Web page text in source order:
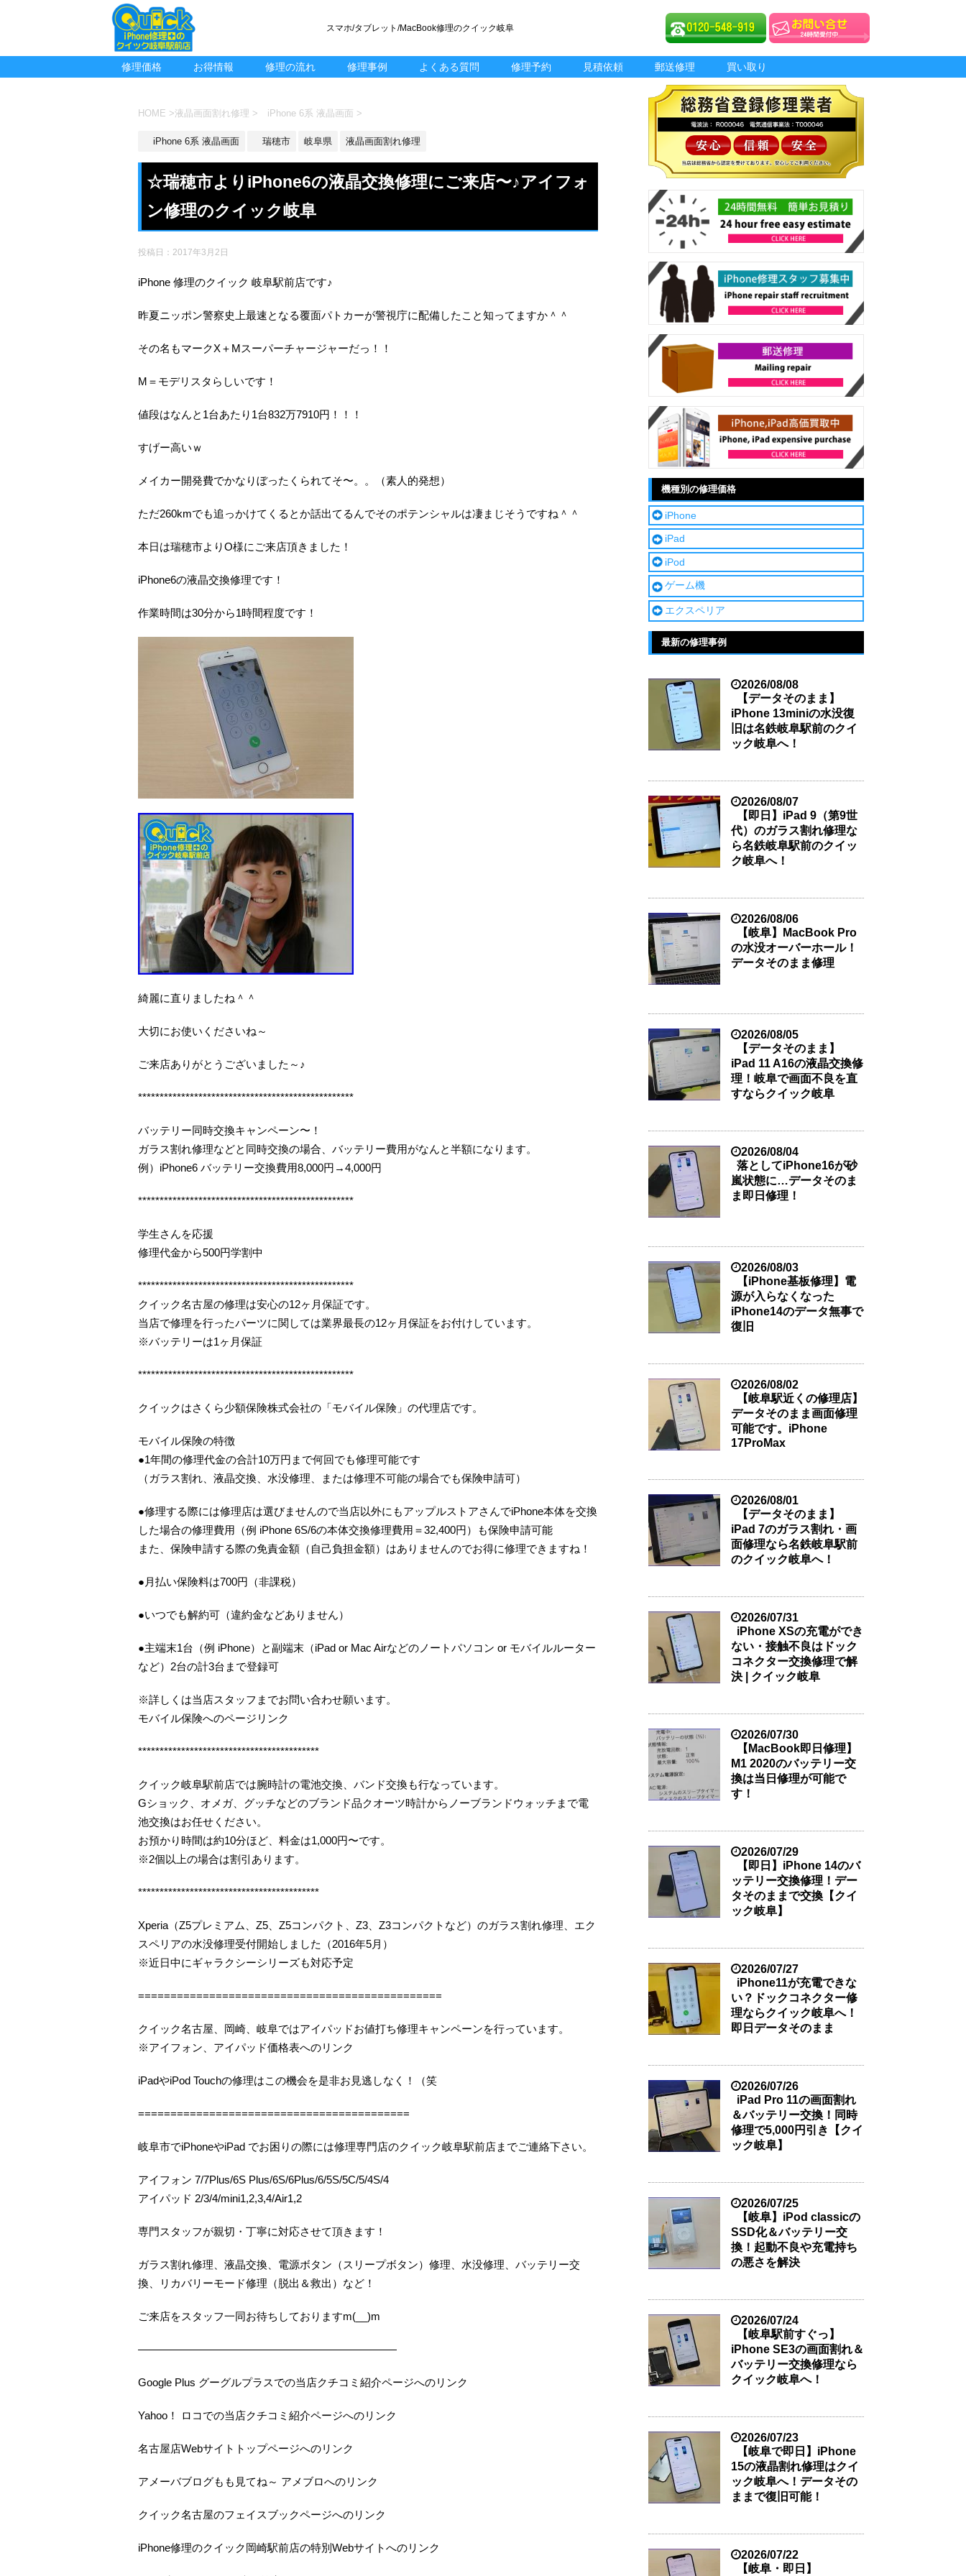
スマホ/タブレット/MacBook修理のクイック岐阜
修理価格 お得情報 修理の流れ 修理事例 よくある質問 修理予約 見積依頼 郵送修理 買い取り
HOME >液晶画面割れ修理 > iPhone 6系 液晶画面 >
iPhone 6系 液晶画面 瑞穂市 岐阜県 液晶画面割れ修理
☆瑞穂市よりiPhone6の液晶交換修理にご来店〜♪アイフォ
ン修理のクイック岐阜
投稿日： 2017年3月2日
iPhone 修理のクイック 岐阜駅前店です♪
昨夏ニッポン警察史上最速となる覆面パトカーが警視庁に配備したこと知ってますか＾＾
その名もマークX＋Mスーパーチャージャーだっ！！
M＝モデリスタらしいです！
値段はなんと1台あたり1台832万7910円！！！
すげー高いｗ
メイカー開発費でかなりぼったくられてそ〜。。（素人的発想）
ただ260kmでも追っかけてくるとか話出てるんでそのポテンシャルは凄まじそうですね＾＾
本日は瑞穂市よりO様にご来店頂きました！
iPhone6の液晶交換修理です！
作業時間は30分から1時間程度です！
綺麗に直りましたね＾＾
大切にお使いくださいね～
ご来店ありがとうございました～♪
**************************************************
バッテリー同時交換キャンペーン〜！
ガラス割れ修理などと同時交換の場合、バッテリー費用がなんと半額になります。
例）iPhone6 バッテリー交換費用8,000円→4,000円
**************************************************
学生さんを応援
修理代金から500円学割中
**************************************************
クイック名古屋の修理は安心の12ヶ月保証です。
当店で修理を行ったパーツに関しては業界最長の12ヶ月保証をお付けしています。
※バッテリーは1ヶ月保証
**************************************************
クイックはさくら少額保険株式会社の「モバイル保険」の代理店です。
モバイル保険の特徴
●1年間の修理代金の合計10万円まで何回でも修理可能です
（ガラス割れ、液晶交換、水没修理、または修理不可能の場合でも保険申請可）
●修理する際には修理店は選びませんので当店以外にもアップルストアさんでiPhone本体を交換
した場合の修理費用（例 iPhone 6S/6の本体交換修理費用＝32,400円）も保険申請可能
また、保険申請する際の免責金額（自己負担金額）はありませんのでお得に修理できますね！
●月払い保険料は700円（非課税）
●いつでも解約可（違約金などありません）
●主端末1台（例 iPhone）と副端末（iPad or Mac Airなどのノートパソコン or モバイルルーター
など）2台の計3台まで登録可
※詳しくは当店スタッフまでお問い合わせ願います。
モバイル保険へのページリンク
******************************************
クイック岐阜駅前店では腕時計の電池交換、バンド交換も行なっています。
Gショック、オメガ、グッチなどのブランド品クオーツ時計からノーブランドウォッチまで電
池交換はお任せください。
お預かり時間は約10分ほど、料金は1,000円〜です。
※2個以上の場合は割引あります。
******************************************
Xperia（Z5プレミアム、Z5、Z5コンパクト、Z3、Z3コンパクトなど）のガラス割れ修理、エク
スペリアの水没修理受付開始しました（2016年5月）
※近日中にギャラクシーシリーズも対応予定
===============================================
クイック名古屋、岡崎、岐阜ではアイパッドお値打ち修理キャンペーンを行っています。
※アイフォン、アイパッド価格表へのリンク
iPadやiPod Touchの修理はこの機会を是非お見逃しなく！（笑
==========================================
岐阜市でiPhoneやiPad でお困りの際には修理専門店のクイック岐阜駅前店までご連絡下さい。
アイフォン 7/7Plus/6S Plus/6S/6Plus/6/5S/5C/5/4S/4
アイパッド 2/3/4/mini1,2,3,4/Air1,2
専門スタッフが親切・丁寧に対応させて頂きます！
ガラス割れ修理、液晶交換、電源ボタン（スリープボタン）修理、水没修理、バッテリー交
換、リカバリーモード修理（脱出＆救出）など！
ご来店をスタッフ一同お待ちしておりますm(__)m
————————————————————————
Google Plus グーグルプラスでの当店クチコミ紹介ページへのリンク
Yahoo！ ロコでの当店クチコミ紹介ページへのリンク
名古屋店Webサイトトップページへのリンク
アメーバブログもも見てね～ アメブロへのリンク
クイック名古屋のフェイスブックページへのリンク
iPhone修理のクイック岡崎駅前店の特別Webサイトへのリンク
機種別の修理価格
iPhone
iPad
iPod
ゲーム機
エクスペリア
最新の修理事例
2026/08/08
【データそのまま】
iPhone 13miniの水没復
旧は名鉄岐阜駅前のクイ
ック岐阜へ！
2026/08/07
【即日】iPad 9（第9世
代）のガラス割れ修理な
ら名鉄岐阜駅前のクイッ
ク岐阜へ！
2026/08/06
【岐阜】MacBook Pro
の水没オーバーホール！
データそのまま修理
2026/08/05
【データそのまま】
iPad 11 A16の液晶交換修
理！岐阜で画面不良を直
すならクイック岐阜
2026/08/04
落としてiPhone16が砂
嵐状態に…データそのま
ま即日修理！
2026/08/03
【iPhone基板修理】電
源が入らなくなった
iPhone14のデータ無事で
復旧
2026/08/02
【岐阜駅近くの修理店】
データそのまま画面修理
可能です。iPhone
17ProMax
2026/08/01
【データそのまま】
iPad 7のガラス割れ・画
面修理なら名鉄岐阜駅前
のクイック岐阜へ！
2026/07/31
iPhone XSの充電ができ
ない・接触不良はドック
コネクター交換修理で解
決 | クイック岐阜
2026/07/30
【MacBook即日修理】
M1 2020のバッテリー交
換は当日修理が可能で
す！
2026/07/29
【即日】iPhone 14のバ
ッテリー交換修理！デー
タそのままで交換【クイ
ック岐阜】
2026/07/27
iPhone11が充電できな
い？ドックコネクター修
理ならクイック岐阜へ！
即日データそのまま
2026/07/26
iPad Pro 11の画面割れ
＆バッテリー交換！同時
修理で5,000円引き【クイ
ック岐阜】
2026/07/25
【岐阜】iPod classicの
SSD化＆バッテリー交
換！起動不良や充電持ち
の悪さを解決
2026/07/24
【岐阜駅前すぐっ】
iPhone SE3の画面割れ＆
バッテリー交換修理なら
クイック岐阜へ！
2026/07/23
【岐阜で即日】iPhone
15の液晶割れ修理はクイ
ック岐阜へ！データその
ままで復旧可能！
2026/07/22
【岐阜・即日】